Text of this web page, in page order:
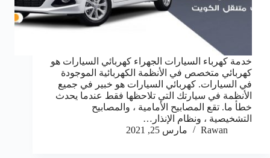
خدمة كهرباء السيارات الجهراء كهربائي السيارات هو
كهربائي متخصص في الأنظمة الكهربائية الموجودة
في السيارات. كهربائي السيارات هو خبير في جميع
الأنظمة في سيارتك التي تلاحظها فقط عندما يحدث
خطأ ما. تقع المصابيح الأمامية ، والمصابيح
التشخيصية ، ونظام الإنذار…
Rawan
مارس 25, 2021